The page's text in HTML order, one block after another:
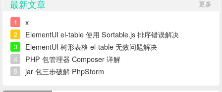
更多
最新文章
1 x
2 ElementUI el-table 使用 Sortable.js 排序错误解决
3 ElementUI 树形表格 el-table 无效问题解决
4 PHP 包管理器 Composer 详解
5 jar 包三步破解 PhpStorm